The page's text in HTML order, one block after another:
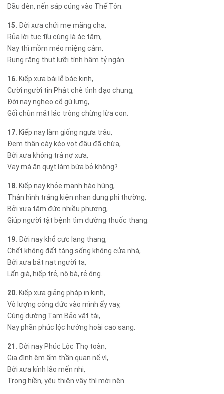
Dầu đèn, nến sáp cúng vào Thế Tôn.
15. Đời xưa chửi mẹ mắng cha,
Rủa lời tục tĩu cùng là ác tâm,
Nay thì mồm méo miệng câm,
Rụng răng thụt lưỡi tính hâm tỷ ngàn.
16. Kiếp xưa bài lễ bác kinh,
Cười người tin Phật chê tình đạo chung,
Đời nay nghẹo cổ gù lưng,
Gối chùn mắt lác trông chừng lừa con.
17. Kiếp nay làm giống ngựa trâu,
Đem thân cày kéo vọt đâu đã chừa,
Bởi xưa không trả nợ xưa,
Vay mà ăn quỵt làm bừa bỏ không?
18. Kiếp nay khỏe mạnh hào hùng,
Thân hình tráng kiện nhan dung phi thường,
Bởi xưa tâm đức nhiều phương,
Giúp người tật bệnh tìm đường thuốc thang.
19. Đời nay khổ cực lang thang,
Chết không đất táng sống không cửa nhà,
Bởi xưa bắt nạt người ta,
Lấn già, hiếp trẻ, nộ bà, rẻ ông.
20. Kiếp xưa giảng pháp in kinh,
Vô lượng công đức vào mình ấy vay,
Cúng dường Tam Bảo vật tài,
Nay phần phúc lộc hưởng hoài cao sang.
21. Đời nay Phúc Lộc Thọ toàn,
Gia đình êm ấm thần quan nể vì,
Bởi xưa kính lão mến nhi,
Trọng hiền, yêu thiện vậy thì mới nên.